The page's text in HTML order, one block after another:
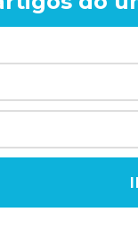
motivo está